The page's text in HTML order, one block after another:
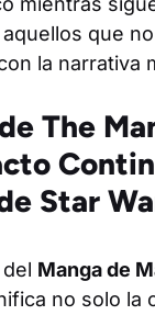
que
la narrativa
The
Star
Manga de
no solo la